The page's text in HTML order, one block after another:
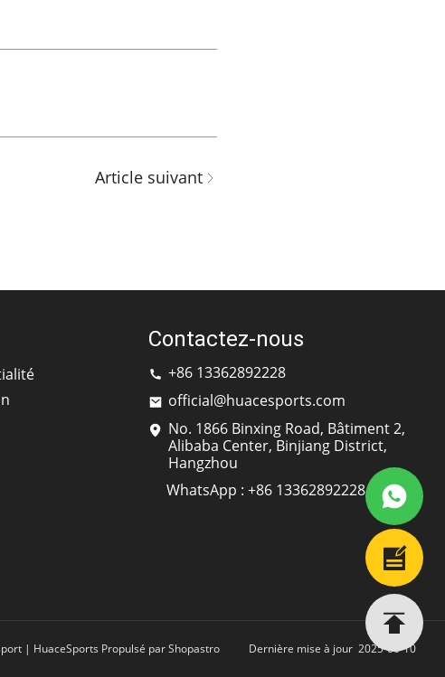
Article suivant
Contactez-nous
+86 13362892228
official@huacesports.com
No. 1866 Binxing Road, Bâtiment 2,
Alibaba Center, Binjiang District,
Hangzhou
WhatsApp : +86 13362892228
| HuaceSports Propulsé par Shopastro Dernière mise à jour 2025-06-10